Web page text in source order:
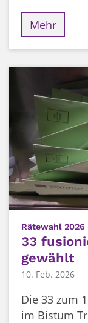
Mehr
Rätewahl 2026
33
gewählt
10. Feb. 2026
Die 33 zum
im Bistum